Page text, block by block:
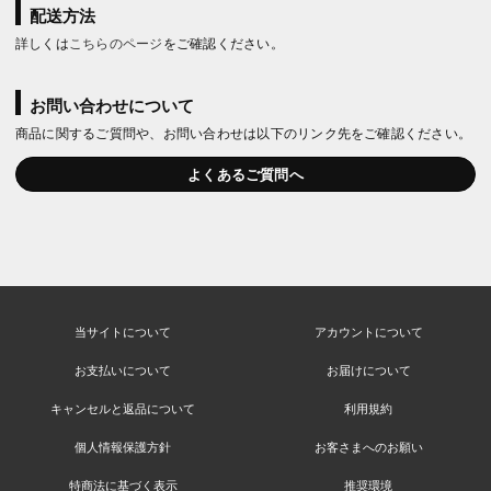
配送方法
詳しくは こちらのページをご確認ください。
お問い合わせについて
商品に関するご質問や、お問い合わせは以下のリンク先をご確認ください。
よくあるご質問へ
当サイトについて アカウントについて
お支払いについて お届けについて
キャンセルと返品について 利用規約
個人情報保護方針 お客さまへのお願い
特商法に基づく表示 推奨環境